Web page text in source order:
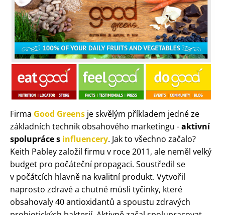
Firma Good Greens je skvělým příkladem jedné ze
základních technik obsahového marketingu -aktivní
spolupráce s influencery. Jak to všechno začalo?
Keith Pabley založil firmu v roce 2011, ale neměl velký
budget pro počáteční propagaci. Soustředil se
v počátcích hlavně na kvalitní produkt. Vytvořil
naprosto zdravé a chutné müsli tyčinky, které
obsahovaly 40 antioxidantů a spoustu zdravých